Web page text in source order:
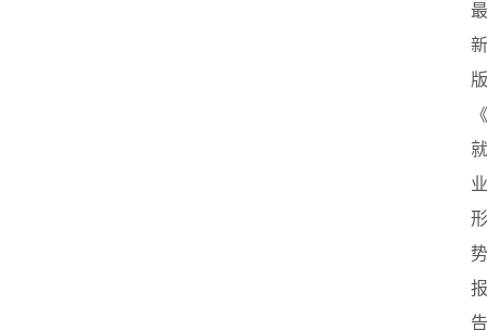
最
新
版
《
就
业
形
势
报
告